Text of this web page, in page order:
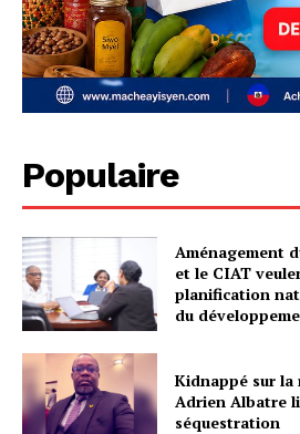
Populaire
Aménagement
et le CIAT
planification
du
Kidnappé sur la
Adrien Albatre
séquestration